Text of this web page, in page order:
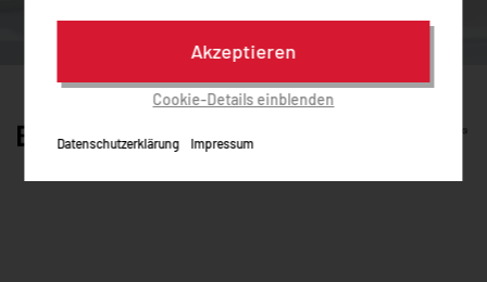
Akzeptieren
Cookie-Details einblenden
Datenschutzerklärung Impressum